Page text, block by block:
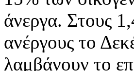
άνεργα. Στους
ανέργους το
λαμβάνουν το